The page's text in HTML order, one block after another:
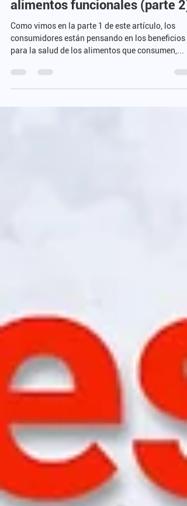
10 principales tendencias de
alimentos funcionales (parte 2)
Como vimos en la parte 1 de este artículo, los
para la salud de los alimentos que consumen,...